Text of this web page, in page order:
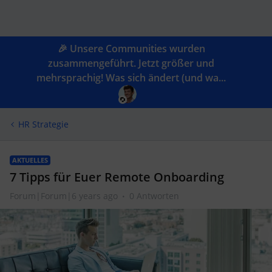
🎉 Unsere Communities wurden
zusammengeführt. Jetzt größer und
mehrsprachig! Was sich ändert (und wa...
HR Strategie
AKTUELLES
7 Tipps für Euer Remote Onboarding
Forum|Forum|6 years ago 0 Antworten